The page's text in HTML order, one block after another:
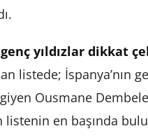
yıldızlar dikkat
listede; İspanya’nın
Ousmane
listenin en başında